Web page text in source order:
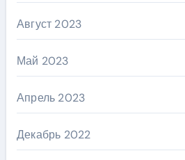
Август 2023
Май 2023
Апрель 2023
Декабрь 2022